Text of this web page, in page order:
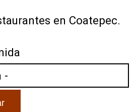
en Coatepec.